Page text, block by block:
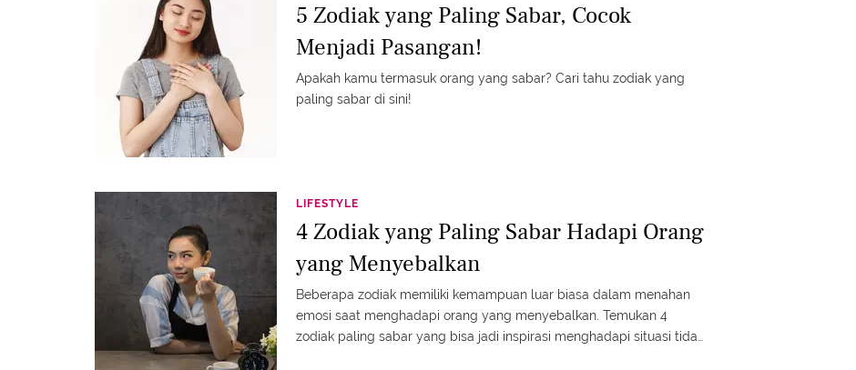
5 Zodiak yang Paling Sabar, Cocok
Menjadi Pasangan!
Apakah kamu termasuk orang yang sabar? Cari tahu zodiak yang
paling sabar di sini!
LIFESTYLE
4 Zodiak yang Paling Sabar Hadapi Orang
yang Menyebalkan
Beberapa zodiak memiliki kemampuan luar biasa dalam menahan
emosi saat menghadapi orang yang menyebalkan. Temukan 4
zodiak paling sabar yang bisa jadi inspirasi menghadapi situasi tidak